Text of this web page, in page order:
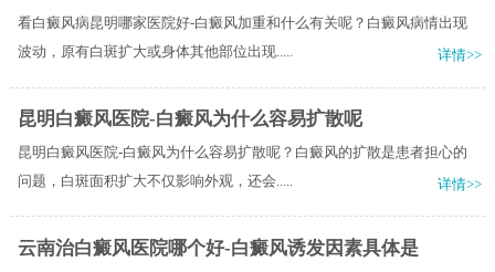
看白癜风病昆明哪家医院好-白癜风加重和什么有关呢？白癜风病情出现
波动，原有白斑扩大或身体其他部位出现.....
详情>>
昆明白癜风医院-白癜风为什么容易扩散呢
昆明白癜风医院-白癜风为什么容易扩散呢？白癜风的扩散是患者担心的
问题，白斑面积扩大不仅影响外观，还会.....
详情>>
云南治白癜风医院哪个好-白癜风诱发因素具体是